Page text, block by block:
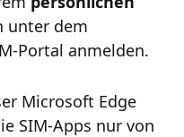
unter dem
Portal anmelden.
Microsoft Edge
SIM-Apps nur von